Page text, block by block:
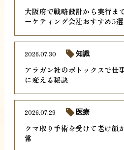
大阪府で戦略設計から実行ま
ーケティング会社おすすめ5
アラガン社のボトックスで仕
に変える秘訣
2026.07.30 知識
クマ取り手術を受けて老け顔
常
2026.07.29 医療